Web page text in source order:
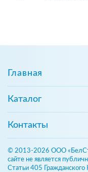
Главная
Каталог
Контакты
© 2013-2026 ООО
сайте не является
Статьи 405 Гражданского